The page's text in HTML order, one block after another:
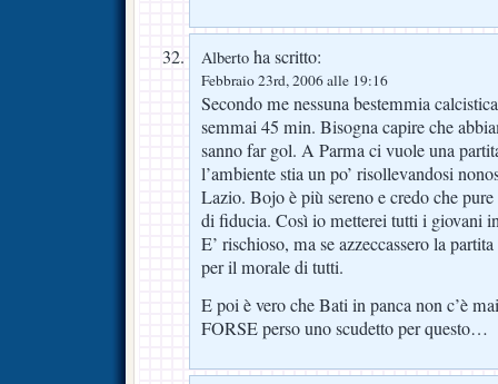
Alberto ha scritto:
Febbraio 23rd, 2006 alle 19:16
Secondo me nessuna bestemmia
semmai 45 min. Bisogna capire che
sanno far gol. A Parma ci vuole una
l’ambiente stia un po’ risollevandosi
Lazio. Bojo è più sereno e credo che
di fiducia. Così io metterei tutti i giovani
E’ rischioso, ma se azzeccassero la
per il morale di tutti.
E poi è vero che Bati in panca non c’è
FORSE perso uno scudetto per questo…